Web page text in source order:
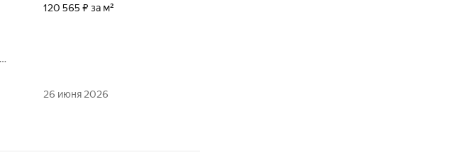
120 565 ₽ за м²
26 июня 2026